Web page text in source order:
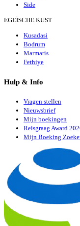
Side
EGEÏSCHE KUST
Kusadasi
Bodrum
Marmaris
Fethiye
Hulp & Info
Vragen stellen
Nieuwsbrief
Mijn boekingen
Reisgraag Award
Mijn Boeking